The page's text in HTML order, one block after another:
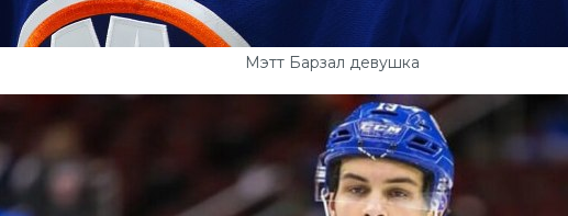
Мэтт Барзал девушка